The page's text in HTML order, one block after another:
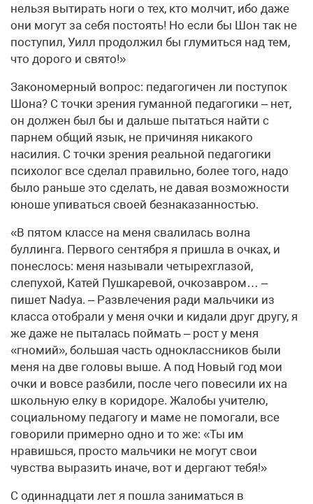
нельзя вытирать ноги о тех, кто молчит, ибо даже
они могут за себя постоять! Но если бы Шон так не
поступил, Уилл продолжил бы глумиться над тем,
что дорого и свято!»
Закономерный вопрос: педагогичен ли поступок
Шона? С точки зрения гуманной педагогики – нет,
он должен был бы и дальше пытаться найти с
парнем общий язык, не причиняя никакого
насилия. С точки зрения реальной педагогики
психолог все сделал правильно, более того, надо
было раньше это сделать, не давая возможности
юноше упиваться своей безнаказанностью.
«В пятом классе на меня свалилась волна
буллинга. Первого сентября я пришла в очках, и
понеслось: меня называли четырехглазой,
слепухой, Катей Пушкаревой, очкозавром… –
пишет Nadya. – Развлечения ради мальчики из
класса отобрали у меня очки и кидали друг другу, я
же даже не пыталась поймать – рост у меня
«гномий», большая часть одноклассников были
меня на две головы выше. А под Новый год мои
очки и вовсе разбили, после чего повесили их на
школьную елку в коридоре. Жалобы учителю,
социальному педагогу и маме не помогали, все
говорили примерно одно и то же: «Ты им
нравишься, просто мальчики не могут свои
чувства выразить иначе, вот и дергают тебя!»
С одиннадцати лет я пошла заниматься в